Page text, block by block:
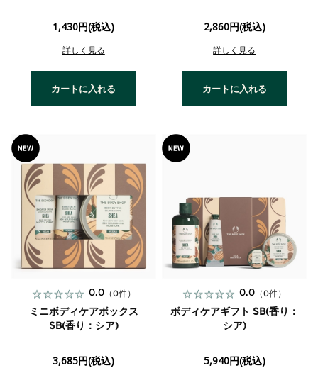
1,430円(税込)
詳しく見る
カートに入れる
2,860円(税込)
詳しく見る
カートに入れる
0.0（0件）
ミニボディケアボックス
SB(香り：シア)
3,685円(税込)
0.0 （0件）
ボディケアギフト SB(香り：
シア)
5,940円(税込)